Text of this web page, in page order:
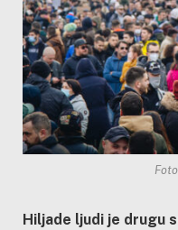
Hiljade ljudi je drugu